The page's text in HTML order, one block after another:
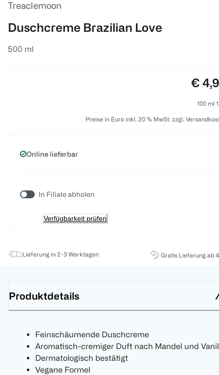
Treaclemoon
Duschcreme Brazilian Love
500 ml
€
100 ml
Preise in Euro inkl. 20 % MwSt. zzgl.
Online lieferbar
In Filiale abholen
Verfügbarkeit prüfen
Lieferung in 2-3 Werktagen Gratis Lieferung ab
Produktdetails
Feinschäumende Duschcreme
Aromatisch-cremiger Duft nach Mandel und
Dermatologisch bestätigt
Vegane Formel